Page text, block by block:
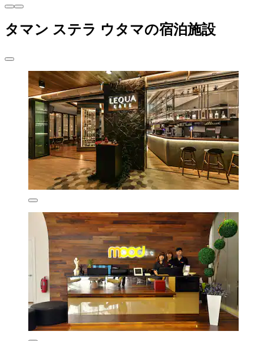
タマン ステラ ウタマの宿泊施設